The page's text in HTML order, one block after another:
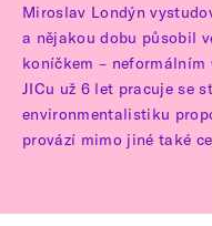
Miroslav Londýn
a nějakou dobu působil
koníčkem –
JICu už 6 let pracuje se
environmentalistiku
provází mimo jiné také